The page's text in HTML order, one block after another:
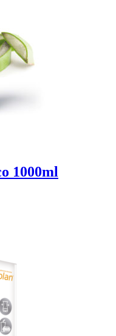
1000ml